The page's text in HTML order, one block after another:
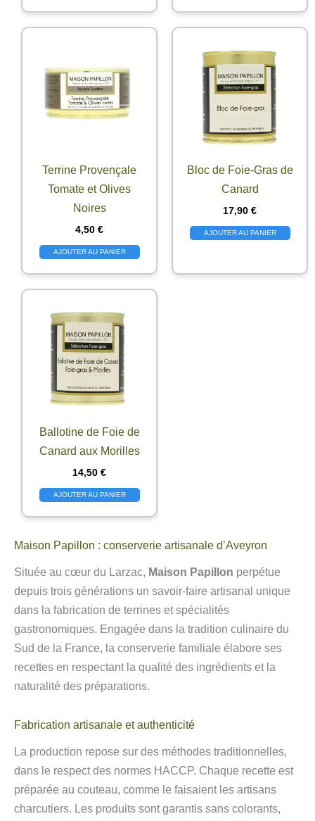
Terrine Provençale
Tomate et Olives
Noires
4,50 €
AJOUTER AU PANIER
Bloc de Foie-Gras de
Canard
17,90 €
AJOUTER AU PANIER
Ballotine de Foie de
Canard aux Morilles
14,50 €
AJOUTER AU PANIER
Maison Papillon : conserverie artisanale d’Aveyron
Située au cœur du Larzac, Maison Papillon perpétue
depuis trois générations un savoir-faire artisanal unique
dans la fabrication de terrines et spécialités
gastronomiques. Engagée dans la tradition culinaire du
Sud de la France, la conserverie familiale élabore ses
recettes en respectant la qualité des ingrédients et la
naturalité des préparations.
Fabrication artisanale et authenticité
La production repose sur des méthodes traditionnelles,
dans le respect des normes HACCP. Chaque recette est
préparée au couteau, comme le faisaient les artisans
charcutiers. Les produits sont garantis sans colorants,